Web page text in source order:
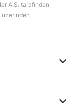
A.Ş. tarafından
üzerinden